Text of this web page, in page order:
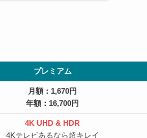
プレミアム
月額：1,670円
年額：16,700円
4K UHD & HDR
4Kテレビあるなら超キレイ